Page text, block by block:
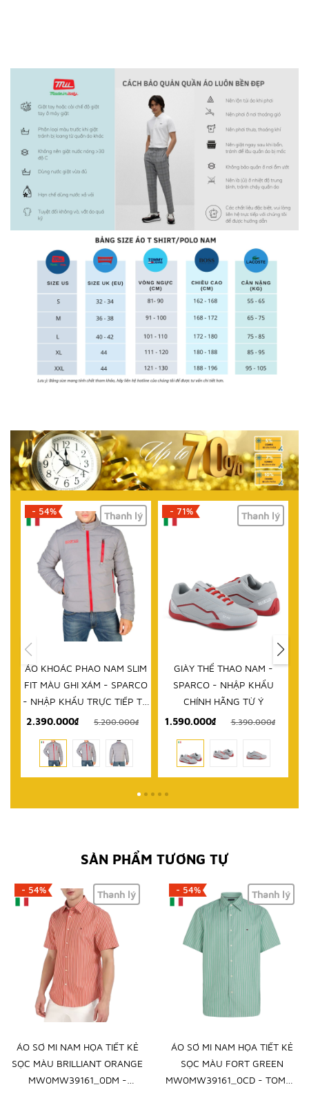
- 71% Thanh lý
GIÀY THỂ THAO NAM -
SPARCO - NHẬP KHẨU
CHÍNH HÃNG TỪ Ý
1.590.000₫
5.390.000₫
- 61% Thanh lý
DÉP NAM - SPARCO - NHẬP
KHẨU CHÍNH HÃNG TỪ Ý
999.000₫ 2.580.000₫
SẢN PHẨM TƯƠNG TỰ
- 54% Thanh lý
ÁO SƠ MI NAM HỌA TIẾT KẺ
SỌC MÀU BRILLIANT ORANGE
MW0MW39161_0DM -
- 54% Thanh lý
ÁO SƠ MI NAM HỌA TIẾT KẺ
SỌC MÀU FORT GREEN
MW0MW39161_0CD - TOMMY